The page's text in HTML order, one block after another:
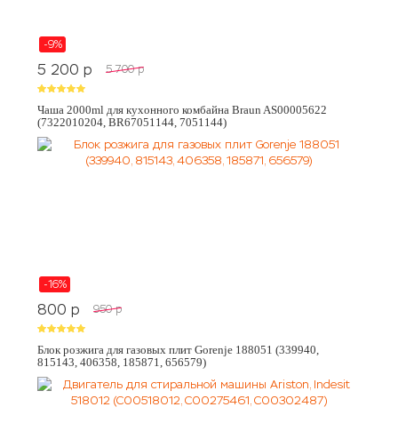
-9%
5 200 p 5 700 p
Чаша 2000ml для кухонного комбайна Braun AS00005622
(7322010204, BR67051144, 7051144)
-16%
800 p 950 p
Блок розжига для газовых плит Gorenje 188051 (339940,
815143, 406358, 185871, 656579)